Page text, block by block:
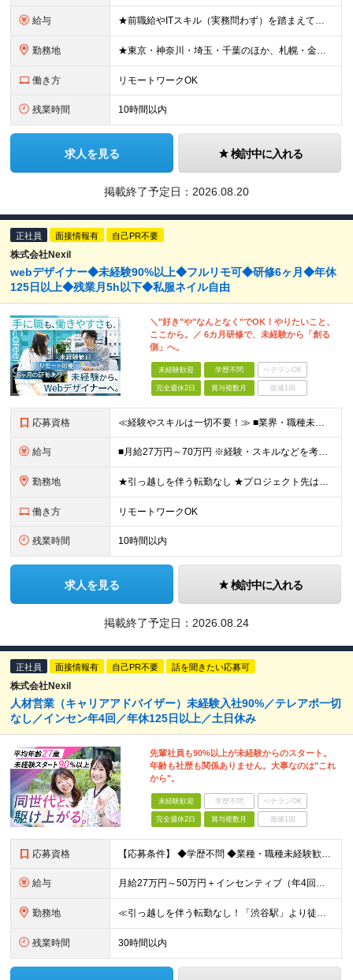
給与 ★前職給やITスキル（実務問わず）を踏まえて金額を決定します。 ＊＊＊＊＊＊＊＊＊＊＊ ▼エリアにより異なります ■東京本社 ：月給280,000円以上 ■札幌営業所：月給220,000円以上 ■
勤務地 ★東京・神奈川・埼玉・千葉のほか、札幌・金沢・福岡で募集！ （※転勤なし、リモートワークの可能性あり） ■本社 ￣￣￣ 東京都台東区上野6-1-11 平岡ビル9F ※本社または、一都三県のプロジェク
働き方 リモートワークOK
残業時間 10時間以内
求人を見る 検討中に入れる
掲載終了予定日： 2026.08.20
正社員 面接情報有 自己PR不要
株式会社Nexil
webデザイナー◆未経験90%以上◆フルリモ可◆研修6ヶ月◆年休
125日以上◆残業月5h以下◆私服ネイル自由
＼"好き"や"なんとなく"でOK！やりたいこと、
ここから。／ 6カ月研修で、未経験から「創る
側」へ。
未経験歓迎 学歴不問 ベテランOK
完全週休2日 賞与複数月 面接1回
応募資格 ≪経験やスキルは一切不要！≫ ■業界・職種未経験OK ■第二新卒歓迎 ■学歴不問 ■35歳以下の方（※若年層の長期キャリア形成を図るため） ＼こんな方は、Nexilにぴったりです／ □「やりたいこと
給与 ■月給27万円～70万円 ※経験・スキルなどを考慮して決定します。 ※上記金額には固定残業代（月15時間相当分／26,300円～73,500円）を含みます。 超過分は別途支給します。 ★最大200万
勤務地 ★引っ越しを伴う転勤なし ★プロジェクト先は希望やスキルを考慮して決定 本社もしくは東京23区を中心とした 神奈川・千葉・埼玉の各プロジェクト先の勤務となります。 【東京本社】 東京都渋谷区渋谷2
働き方 リモートワークOK
残業時間 10時間以内
求人を見る 検討中に入れる
掲載終了予定日： 2026.08.24
正社員 面接情報有 自己PR不要 話を聞きたい応募可
株式会社Nexil
人材営業（キャリアアドバイザー）未経験入社90%／テレアポ一切
なし／インセン年4回／年休125日以上／土日休み
先輩社員も90%以上が未経験からのスタート。
年齢も社歴も関係ありません。大事なのは"これ
から"。
未経験歓迎 学歴不問 ベテランOK
完全週休2日 賞与複数月 面接1回
応募資格 【応募条件】 ◆学歴不問 ◆業種・職種未経験歓迎 ◆35歳以下の方（※若年層の長期キャリア形成のため） ＼入社者の多くが"人と関わる仕事"出身です！／ 「今の環境より、もっと成果にコミットしたい」
給与 月給27万円～50万円＋インセンティブ（年4回／社内規定による）＋業績賞与（年1回） ※固定残業代(月35時間分/58,000円~)を含みます。超過分は別途支給。 ※残業平均時間：25時間以内 ※経験
勤務地 ≪引っ越しを伴う転勤なし！「渋谷駅」より徒歩5分≫ 【東京本社】 東京都渋谷区渋谷2丁目16-1 Daiwa渋谷宮益坂ビル5階 (変更の範囲)上記を除く当社関連勤務地
残業時間 30時間以内